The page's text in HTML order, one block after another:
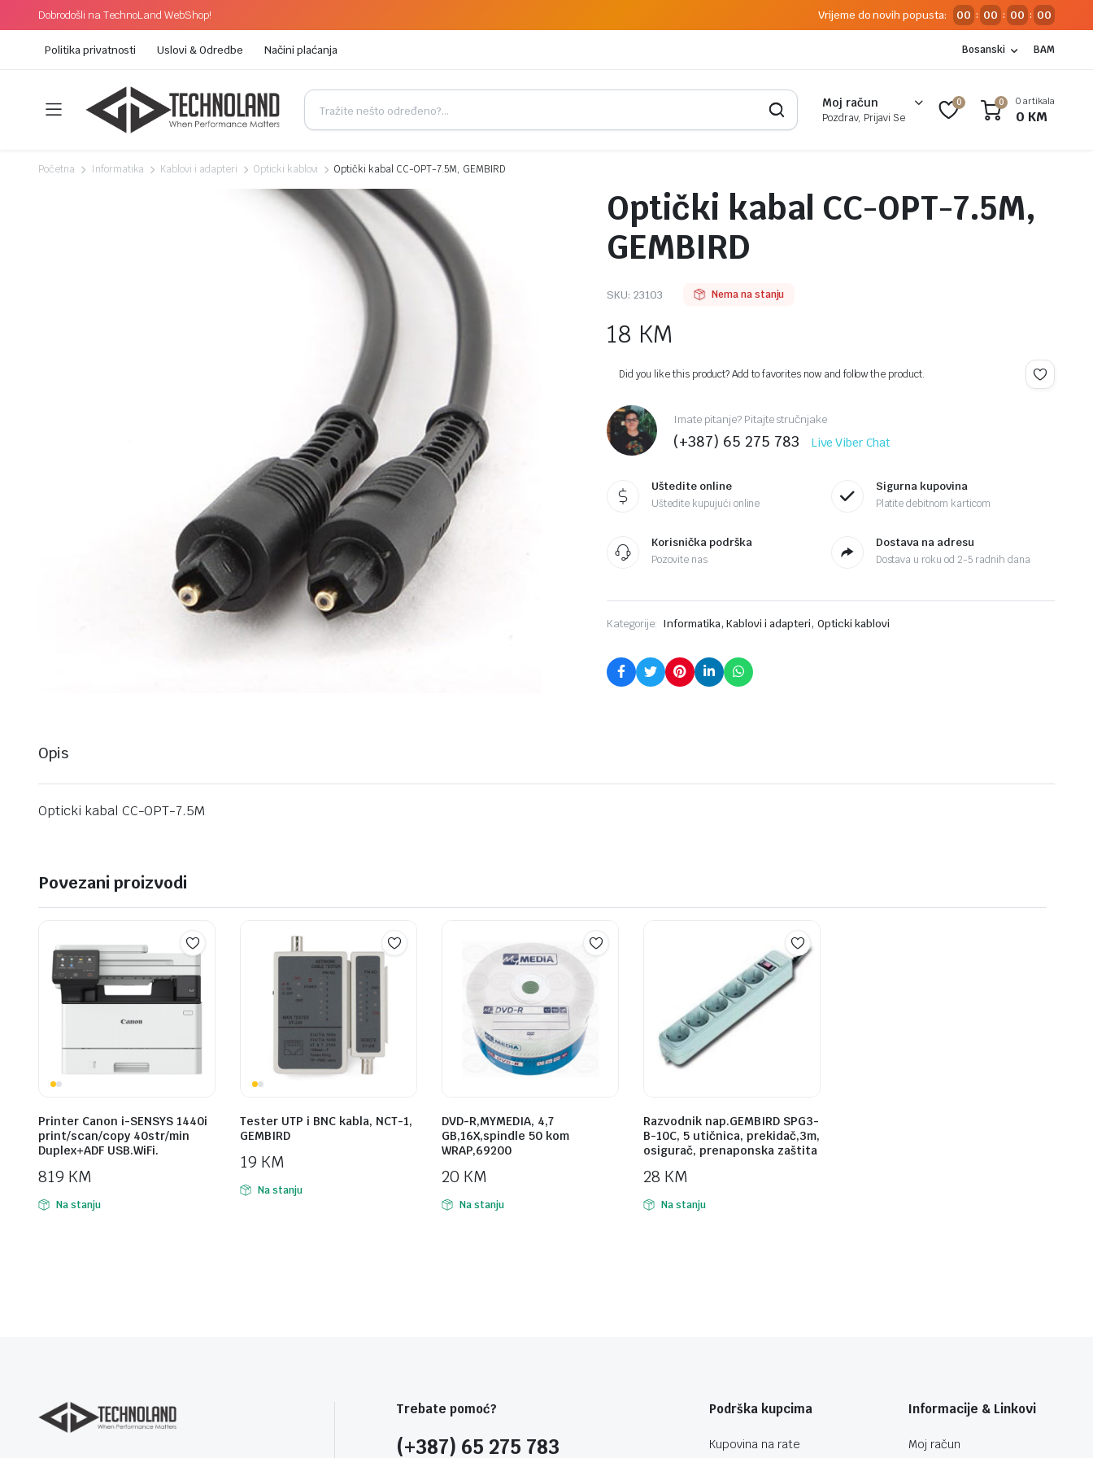
Dobrodošli na TechnoLand WebShop! Vrijeme do novih popusta: 00 : 00 : 00 : 00
Politika privatnosti Uslovi & Odredbe Načini plaćanja Bosanski BAM
Moj račun
Pozdrav, Prijavi Se
0 0 0 artikala
0 KM
Početna Informatika Kablovi i adapteri Opticki kablovi Optički kabal CC-OPT-7.5M, GEMBIRD
Optički kabal CC-OPT-7.5M,
GEMBIRD
SKU: 23103 Nema na stanju
18 KM
Did you like this product? Add to favorites now and follow the product.
Imate pitanje? Pitajte stručnjake
(+387) 65 275 783 Live Viber Chat
Uštedite online
Uštedite kupujući online
Sigurna kupovina
Platite debitnom karticom
Korisnička podrška
Pozovite nas
Dostava na adresu
Dostava u roku od 2-5 radnih dana
Kategorije: Informatika, Kablovi i adapteri, Opticki kablovi
Opis
Opticki kabal CC-OPT-7.5M
Povezani proizvodi
Printer Canon i-SENSYS 1440i
print/scan/copy 40str/min
Duplex+ADF USB.WiFi.
819 KM
Na stanju
Tester UTP i BNC kabla, NCT-1,
GEMBIRD
19 KM
Na stanju
DVD-R,MYMEDIA, 4,7
GB,16X,spindle 50 kom
WRAP,69200
20 KM
Na stanju
Razvodnik nap.GEMBIRD SPG3-
B-10C, 5 utičnica, prekidač,3m,
osigurač, prenaponska zaštita
28 KM
Na stanju
Trebate pomoć?
(+387) 65 275 783
Podrška kupcima
Kupovina na rate
Informacije & Linkovi
Moj račun